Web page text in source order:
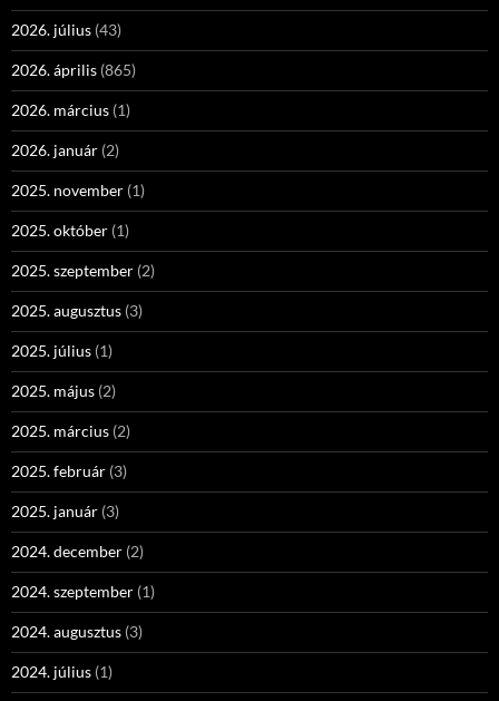
2026. július (43)
2026. április (865)
2026. március (1)
2026. január (2)
2025. november (1)
2025. október (1)
2025. szeptember (2)
2025. augusztus (3)
2025. július (1)
2025. május (2)
2025. március (2)
2025. február (3)
2025. január (3)
2024. december (2)
2024. szeptember (1)
2024. augusztus (3)
2024. július (1)